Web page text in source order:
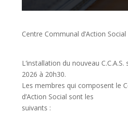
Centre Communal d’Action
L’installation du nouveau
2026 à 20h30.
Les membres qui composent le
d’Action Social sont les
suivants :